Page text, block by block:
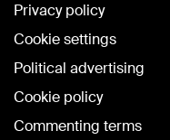
Privacy policy
Cookie settings
Political advertising
Cookie policy
Commenting terms